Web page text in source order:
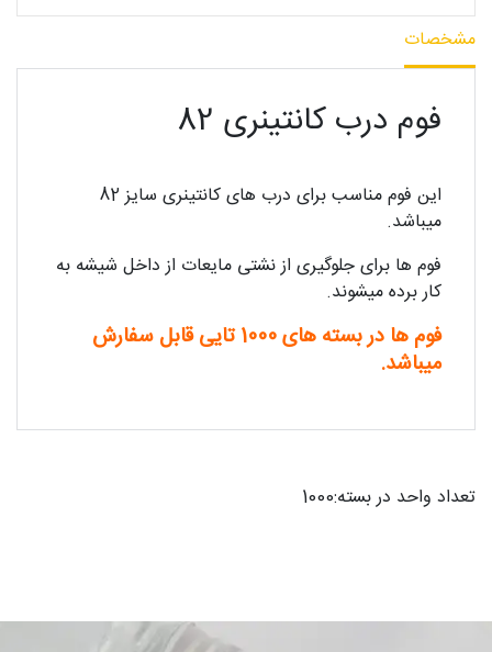
مشخصات
فوم درب کانتینری 82
این فوم مناسب برای درب های کانتینری سایز 82
میباشد.
فوم ها برای جلوگیری از نشتی مایعات از داخل شیشه به
کار برده میشوند.
فوم ها در بسته های 1000 تایی قابل سفارش
میباشد.
تعداد واحد در بسته:1000